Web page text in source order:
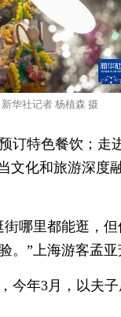
华社记者 杨植森 摄
订特色餐饮；走
化和旅游深度
哪里都能逛，
”上海游客孟亚
今年3月，以夫